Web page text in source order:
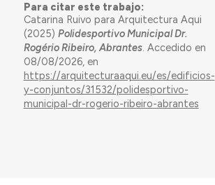
Para citar este trabajo:
Catarina Ruivo para Arquitectura Aqui
(2025) Polidesportivo Municipal Dr.
Rogério Ribeiro, Abrantes. Accedido en
08/08/2026, en
https://arquitecturaaqui.eu/es/edificios-
y-conjuntos/31532/polidesportivo-
municipal-dr-rogerio-ribeiro-abrantes